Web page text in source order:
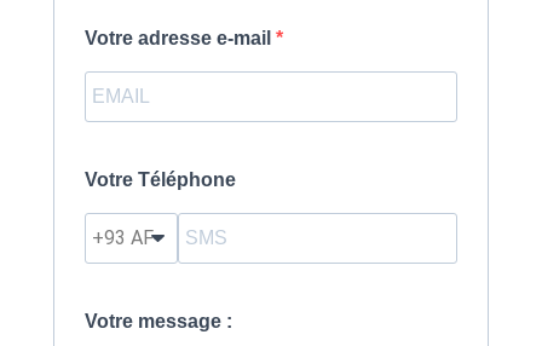
Votre adresse e-mail
Votre Téléphone
Votre message :